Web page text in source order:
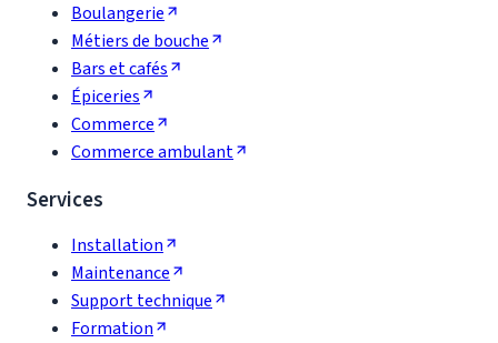
Boulangerie
Métiers de bouche
Bars et cafés
Épiceries
Commerce
Commerce ambulant
Services
Installation
Maintenance
Support technique
Formation